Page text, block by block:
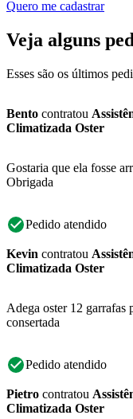
Quero me cadastrar
Veja alguns
Esses são os últimos
Bento contratou
Climatizada Oster
Gostaria que ela fosse
Obrigada
Pedido atendido
Kevin contratou
Climatizada Oster
Adega oster 12 garrafas
consertada
Pedido atendido
Pietro contratou
Climatizada Oster